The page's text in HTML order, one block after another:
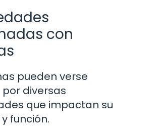
con
pueden verse
diversas
que impactan su
función.